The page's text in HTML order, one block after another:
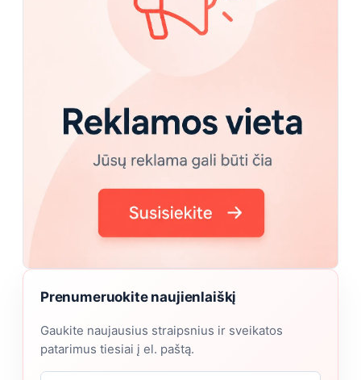
Prenumeruokite naujienlaiškį
Gaukite naujausius straipsnius ir sveikatos
patarimus tiesiai į el. paštą.